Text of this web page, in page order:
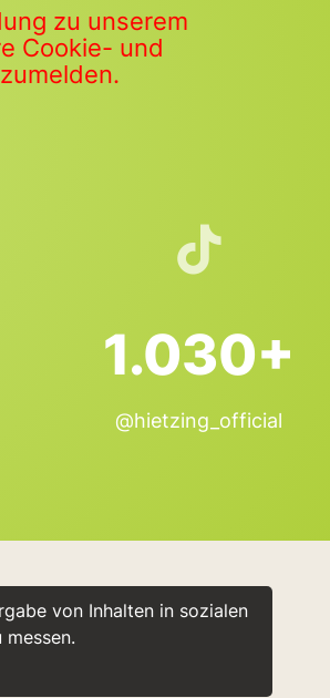
von Inhalten in sozialen
zu unserem
Cookie- und
1.030+
@hietzing_official